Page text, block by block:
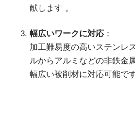
献します 。
幅広いワークに対応 ：
加工難易度の高いステンレ
ルからアルミなどの非鉄金
幅広い被削材に対応可能です